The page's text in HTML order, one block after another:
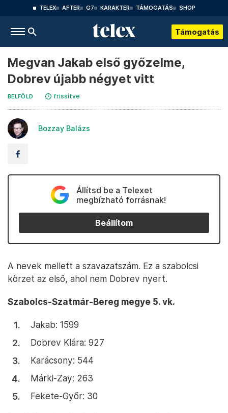
TELEX AFTER G7 KARAKTER TÁMOGATÁS SHOP
Támogatás
Megvan Jakab első győzelme,
Dobrev újabb négyet vitt
BELFÖLD frissítve
Bozzay Balázs
Állítsd be a Telexet
megbízható forrásnak!
Beállítom
A nevek mellett a szavazatszám. Ez a szabolcsi
körzet az első, ahol nem Dobrev nyert.
Szabolcs-Szatmár-Bereg megye 5. vk.
Jakab: 1599
Dobrev Klára: 927
Karácsony: 544
Márki-Zay: 263
Fekete-Győr: 30